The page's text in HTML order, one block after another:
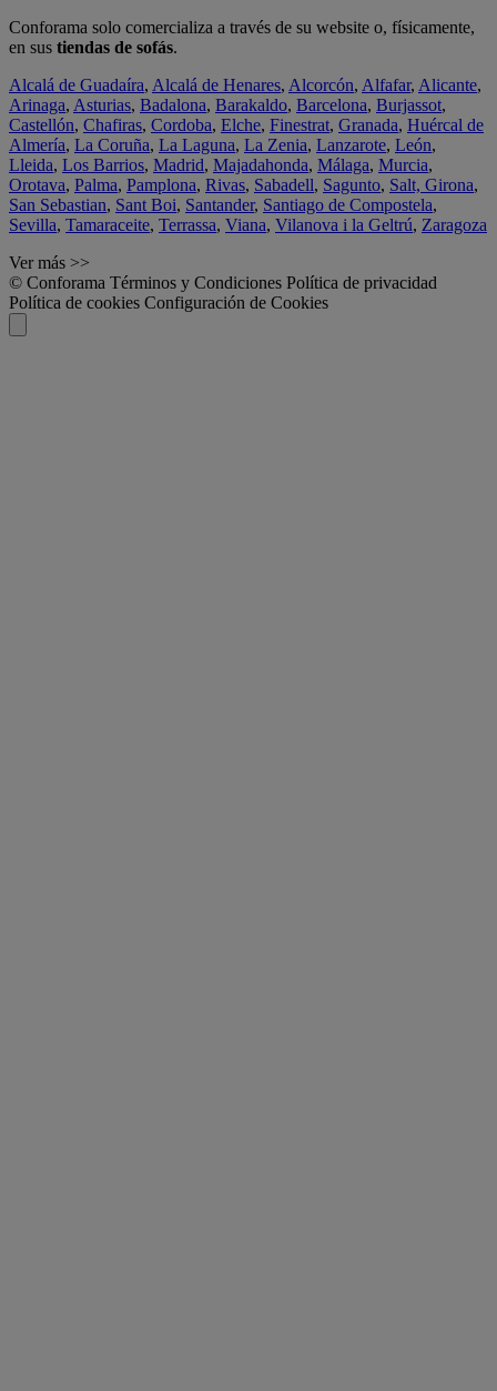
Conforama solo comercializa a través de su website o, físicamente,
en sus tiendas de sofás.
Alcalá de Guadaíra, Alcalá de Henares, Alcorcón, Alfafar, Alicante,
Arinaga, Asturias, Badalona, Barakaldo, Barcelona, Burjassot,
Castellón, Chafiras, Cordoba, Elche, Finestrat, Granada, Huércal de
Almería, La Coruña, La Laguna, La Zenia, Lanzarote, León,
Lleida, Los Barrios, Madrid, Majadahonda, Málaga, Murcia,
Orotava, Palma, Pamplona, Rivas, Sabadell, Sagunto, Salt, Girona,
San Sebastian, Sant Boi, Santander, Santiago de Compostela,
Sevilla, Tamaraceite, Terrassa, Viana, Vilanova i la Geltrú, Zaragoza
Ver más >>
© Conforama Términos y Condiciones Política de privacidad
Política de cookies Configuración de Cookies